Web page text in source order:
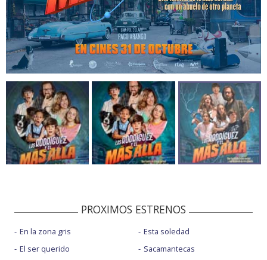
PROXIMOS ESTRENOS
En la zona gris
El ser querido
Esta soledad
Sacamantecas